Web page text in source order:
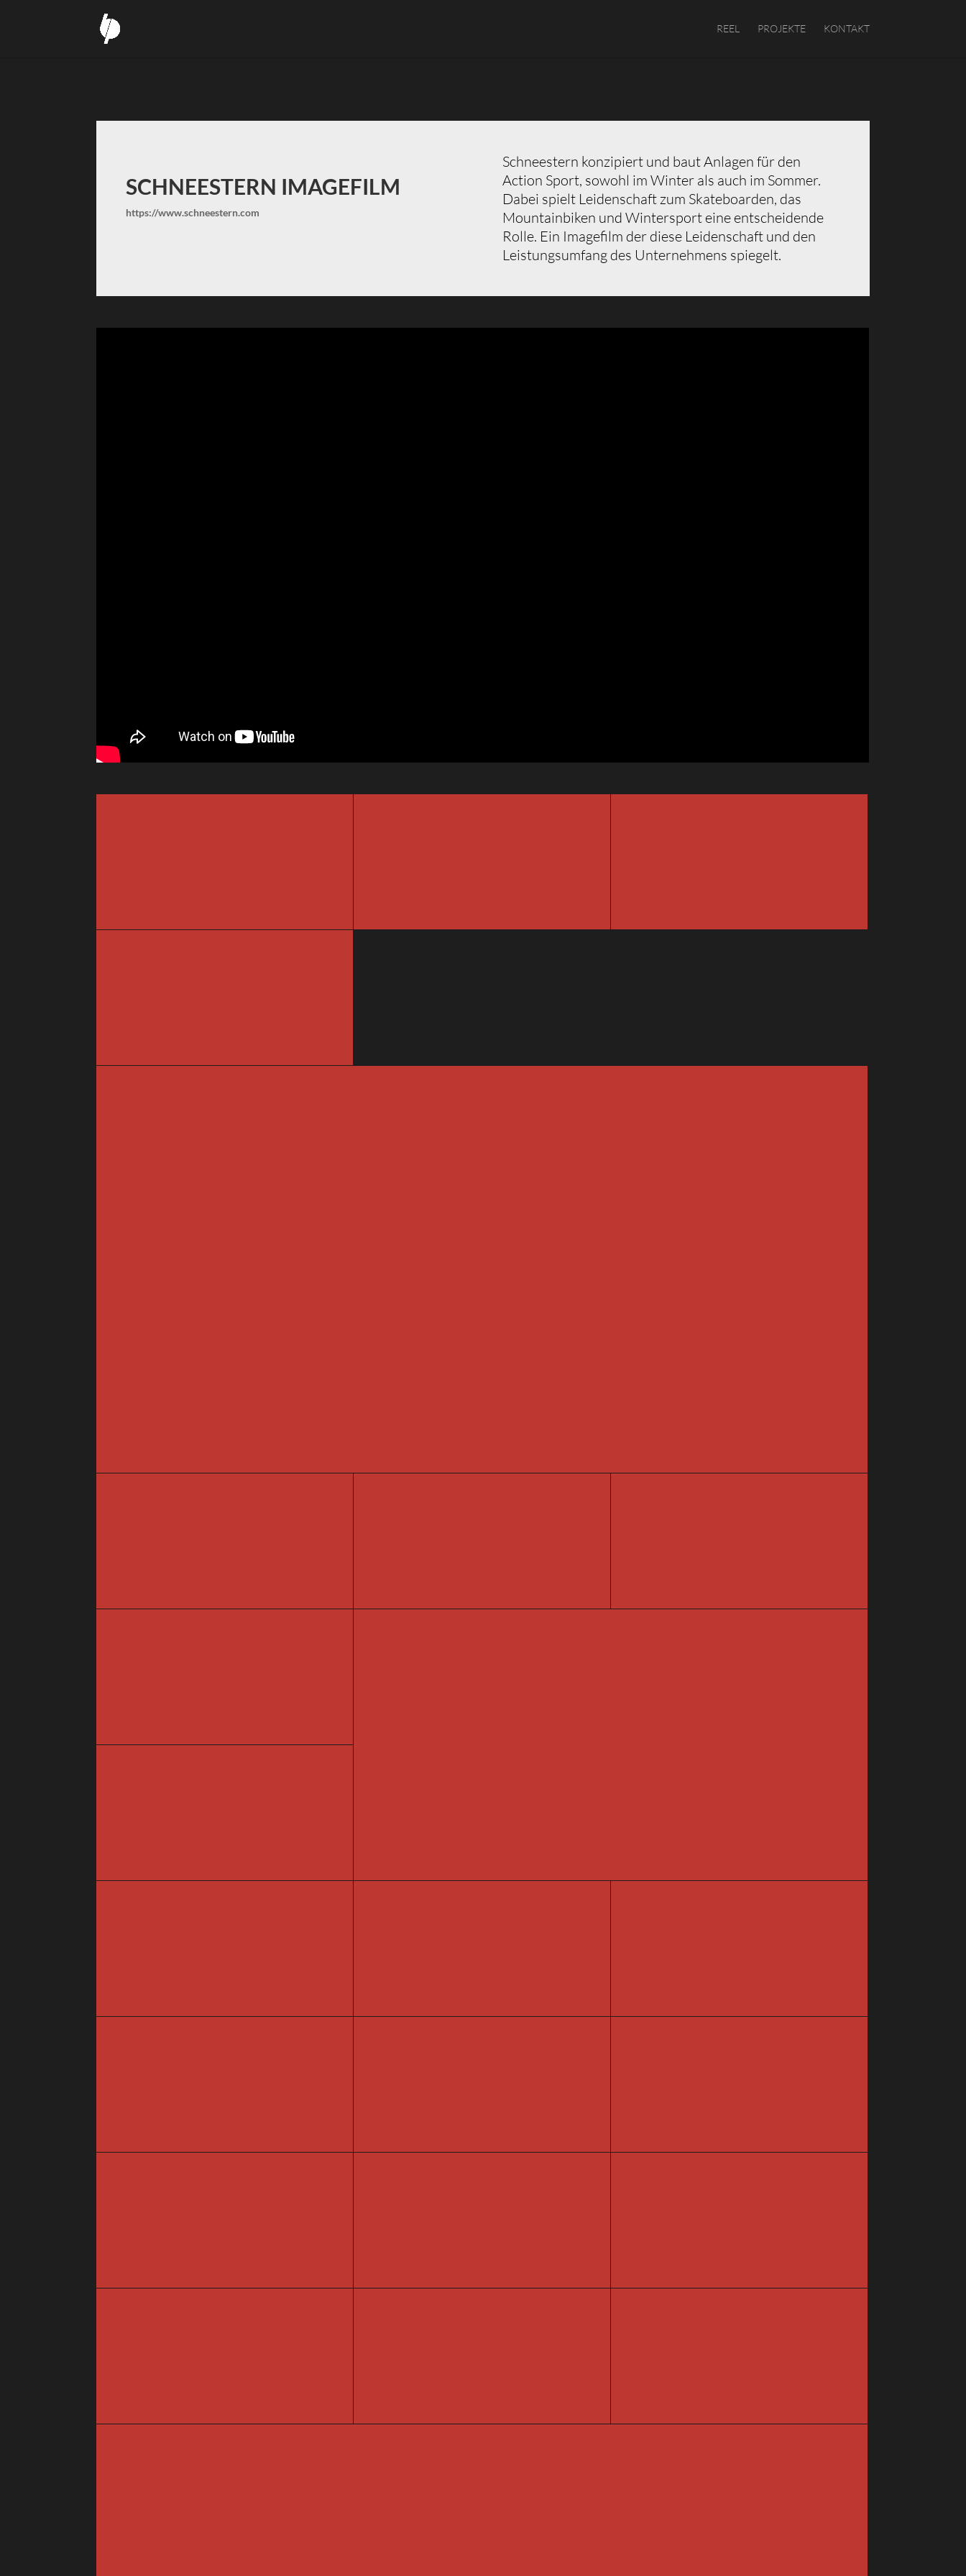
REEL PROJEKTE KONTAKT
SCHNEESTERN IMAGEFILM
https://www.schneestern.com
Schneestern konzipiert und baut Anlagen für den
Action Sport, sowohl im Winter als auch im Sommer.
Dabei spielt Leidenschaft zum Skateboarden, das
Mountainbiken und Wintersport eine entscheidende
Rolle. Ein Imagefilm der diese Leidenschaft und den
Leistungsumfang des Unternehmens spiegelt.